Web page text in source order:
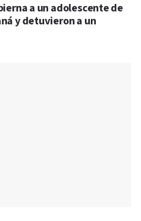
a un adolescente de
y detuvieron a un